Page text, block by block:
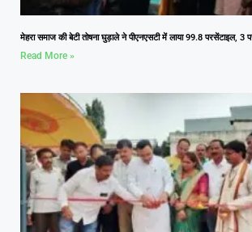
मेहरा समाज की बेटी तोषना घुड़ाले ने पीएनएसटी में लाया 99.8 परसेंटाइल, 3
Read More »